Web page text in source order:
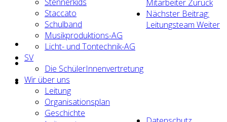
Staccato
Schulband
Musikproduktions-AG
Licht- und Tontechnik-AG
SV
Die SchülerInnenvertretung
Wir über uns
Leitung
Organisationsplan
Geschichte
Mitarbeiter Zurück
Nächster Beitrag:
Leitungsteam Weiter